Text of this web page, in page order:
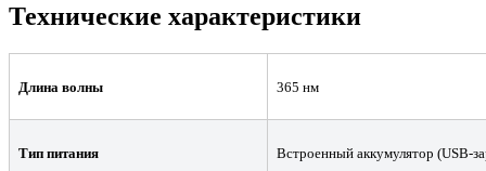
Технические характеристики
Длина волны 365 нм
Тип питания Встроенный аккумулятор (USB-